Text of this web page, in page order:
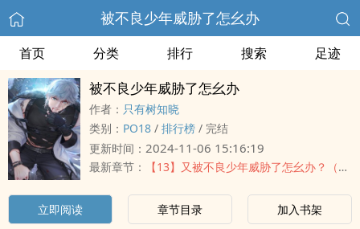
被不良少年威胁了怎幺办
首页 分类 排行 搜索 足迹
被不良少年威胁了怎幺办
作者： 只有树知晓
类别： PO18 / 排行榜 / 完结
更新时间： 2024-11-06 15:16:19
最新章节： 【13】又被不良少年威胁了怎幺办？（完结）
立即阅读 章节目录 加入书架